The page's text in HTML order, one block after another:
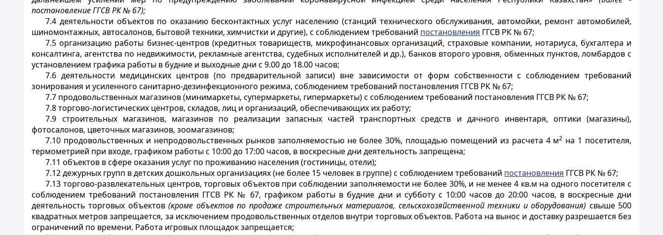
постановление ГГСВ РК № 67);
7.4 деятельности объектов по оказанию бесконтактных услуг населению (станций технического обслуживания, автомойки, ремонт автомобилей,
шиномонтажных, автосалонов, бытовой техники, химчистки и другие), с соблюдением требований постановления ГГСВ РК № 67;
7.5 организацию работы бизнес-центров (кредитных товариществ, микрофинансовых организаций, страховые компании, нотариуса, бухгалтера и
консалтинга, агентства по недвижимости, рекламные агентства, судебных исполнителей и др.), банков второго уровня, обменных пунктов, ломбардов с
установлением графика работы в будние и выходные дни с 9.00 до 18.00 часов;
7.6 деятельности медицинских центров (по предварительной записи) вне зависимости от форм собственности с соблюдением требований
зонирования и усиленного санитарно-дезинфекционного режима, соблюдением требований постановления ГГСВ РК № 67;
7.7 продовольственных магазинов (минимаркеты, супермаркеты, гипермаркеты) с соблюдением требований постановления ГГСВ РК № 67;
7.8 торгово-логистических центров, складов, лиц и организаций, обеспечивающих их работу;
7.9 строительных магазинов, магазинов по реализации запасных частей транспортных средств и дачного инвентаря, оптики (магазины),
фотосалонов, цветочных магазинов, зоомагазинов;
7.10 продовольственных и непродовольственных рынков заполняемостью не более 30%, площадью помещений из расчета 4 м2 на 1 посетителя,
термометрией при входе, графиком работы с 10:00 до 17:00 часов, в воскресные дни деятельность запрещена;
7.11 объектов в сфере оказания услуг по проживанию населения (гостиницы, отели);
7.12 дежурных групп в детских дошкольных организациях (не более 15 человек в группе) с соблюдением требований постановления ГГСВ РК № 67;
7.13 торгово-развлекательных центров, торговых объектов при соблюдении заполняемости не более 30%, и не менее 4 кв.м на одного посетителя с
соблюдением требований постановления ГГСВ РК № 67, графиком работы в будние дни и субботу с 10:00 часов до 20:00 часов, в воскресные дни
деятельность торговых объектов(кроме объектов по продаже строительных материалов, сельскохозяйственной техники и оборудования) свыше 500
квадратных метров запрещается, за исключением продовольственных отделов внутри торговых объектов. Работа на вынос и доставку разрешается без
ограничений по времени. Работа игровых площадок запрещается;